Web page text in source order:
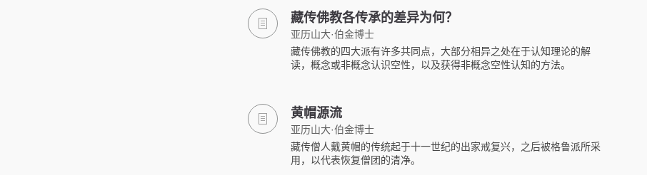
藏传佛教各传承的差异为何？
亚历山大·伯金博士
藏传佛教的四大派有许多共同点，大部分相异之处在于认知理论的解
读，概念或非概念认识空性，以及获得非概念空性认知的方法。
黄帽源流
亚历山大·伯金博士
藏传僧人戴黄帽的传统起于十一世纪的出家戒复兴，之后被格鲁派所采
用，以代表恢复僧团的清净。